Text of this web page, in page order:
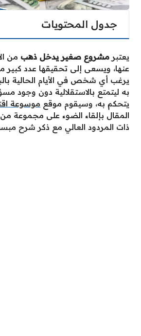
جدول المحتويات
يعتبر مشروع صغير يدخل ذهب من
عنها، ويسعى إلى تحقيقها عدد كبير
يرغب أي شخص في الأيام الحالية
به ليتمتع بالاستقلالية دون وجود
يتحكم به، وسيقوم موقع موسوعة
المقال بإلقاء الضوء على مجموعة
ذات المردود العالي مع ذكر شرح